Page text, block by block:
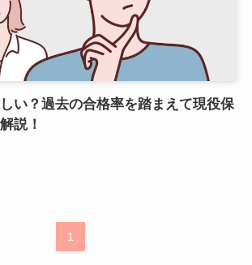
い？過去の合格率を踏まえて現役保
説！
1